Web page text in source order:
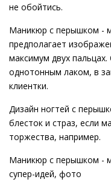
не обойтись.
Маникюр с перышком -
предполагает
максимум двух
однотонным лаком, в
клиентки.
Дизайн ногтей с
блесток и страз, если
торжества, например.
Маникюр с перышком -
супер-идей, фото